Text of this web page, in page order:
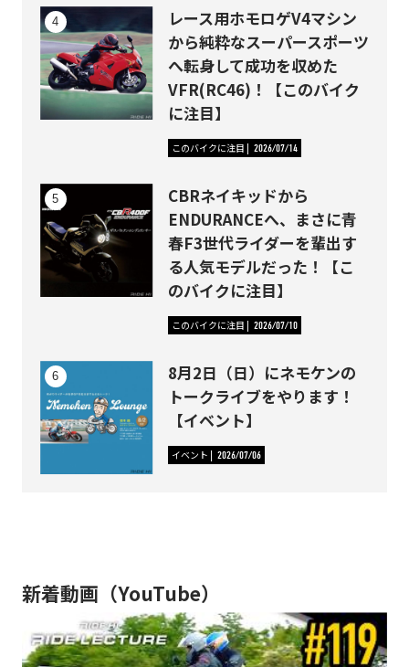
レース用ホモロゲV4マシン
から純粋なスーパースポーツ
へ転身して成功を収めた
VFR(RC46)！【このバイク
に注目】
このバイクに注目 2026/07/14
CBRネイキッドから
ENDURANCEへ、まさに青
春F3世代ライダーを輩出す
る人気モデルだった！【こ
のバイクに注目】
このバイクに注目 2026/07/10
8月2日（日）にネモケンの
トークライブをやります！
【イベント】
イベント 2026/07/06
新着動画（YouTube）